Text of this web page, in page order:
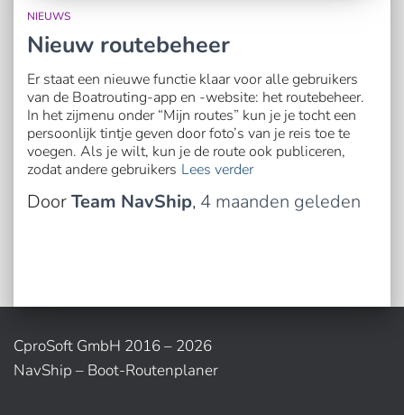
NIEUWS
Nieuw routebeheer
Er staat een nieuwe functie klaar voor alle gebruikers
van de Boatrouting-app en -website: het routebeheer.
In het zijmenu onder “Mijn routes” kun je je tocht een
persoonlijk tintje geven door foto’s van je reis toe te
voegen. Als je wilt, kun je de route ook publiceren,
zodat andere gebruikers Lees verder
DoorTeam NavShip, 4 maanden geleden
CproSoft GmbH 2016 – 2026
NavShip – Boot-Routenplaner